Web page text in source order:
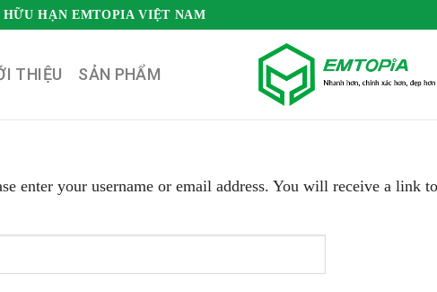
HẠN EMTOPIA VIỆT NAM
THIỆU SẢN PHẨM
enter your username or email address. You will receive a link